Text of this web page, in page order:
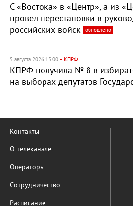
С «Востока» в «Центр», а из
провел перестановки в
российских войск
обновлено
5 августа 2026 15:00 – КПРФ
КПРФ получила № 8 в
на выборах депутатов
Контакты
О телеканале
Операторы
Сотрудничество
Расписание